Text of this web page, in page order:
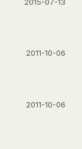
2011-10-06
2011-10-06